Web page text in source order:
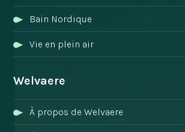
Bain Nordique
Vie en plein air
Welvaere
À propos de Welvaere